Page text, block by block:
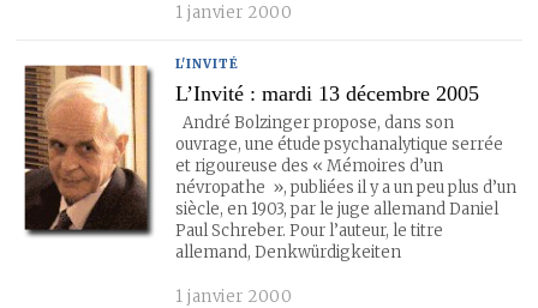
1 janvier 2000
L'INVITÉ
L’Invité : mardi 13 décembre 2005
André Bolzinger propose, dans son
ouvrage, une étude psychanalytique serrée
et rigoureuse des « Mémoires d’un
névropathe », publiées il y a un peu plus d’un
siècle, en 1903, par le juge allemand Daniel
Paul Schreber. Pour l’auteur, le titre
allemand, Denkwürdigkeiten
1 janvier 2000